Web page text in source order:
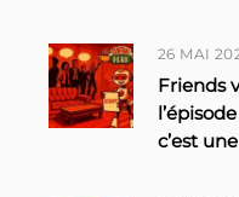
26 MAI
Friends
c’est